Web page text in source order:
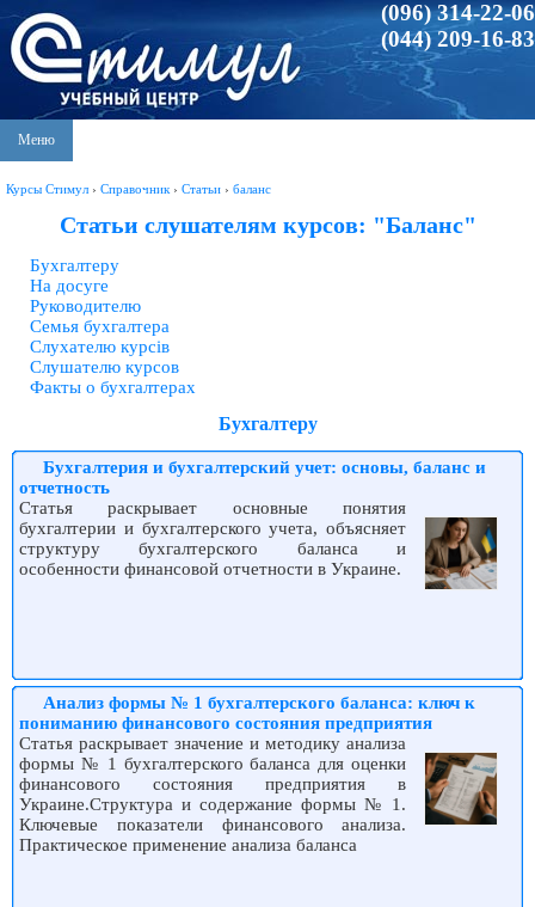
(096) 314-22-06
(044) 209-16-83
Меню
Курсы Стимул › Справочник › Статьи › баланс
Статьи слушателям курсов: "Баланс"
Бухгалтеру
На досуге
Руководителю
Семья бухгалтера
Слухателю курсів
Слушателю курсов
Факты о бухгалтерах
Бухгалтеру
Бухгалтерия и бухгалтерский учет: основы, баланс и
отчетность
Статья раскрывает основные понятия
бухгалтерии и бухгалтерского учета, объясняет
структуру бухгалтерского баланса и
особенности финансовой отчетности в Украине.
Анализ формы № 1 бухгалтерского баланса: ключ к
пониманию финансового состояния предприятия
Статья раскрывает значение и методику анализа
формы № 1 бухгалтерского баланса для оценки
финансового состояния предприятия в
Украине.Структура и содержание формы № 1.
Ключевые показатели финансового анализа.
Практическое применение анализа баланса